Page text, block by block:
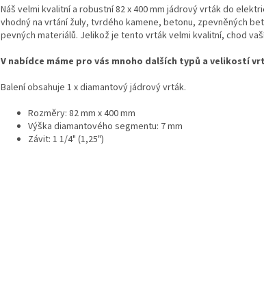
Náš velmi kvalitní a robustní 82 x 400 mm jádrový vrták do
vhodný na vrtání žuly, tvrdého kamene, betonu, zpevněných
pevných materiálů. Jelikož je tento vrták velmi kvalitní, chod
V nabídce máme pro vás mnoho dalších typů a velikostí
Balení obsahuje 1 x diamantový jádrový vrták.
Rozměry: 82 mm x 400 mm
Výška diamantového segmentu: 7 mm
Závit: 1 1/4" (1,25")